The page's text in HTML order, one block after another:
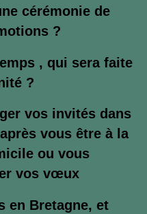
cérémonie de
?
, qui sera faite
?
vos invités dans
vous être à la
ou vous
vos vœux
en Bretagne, et